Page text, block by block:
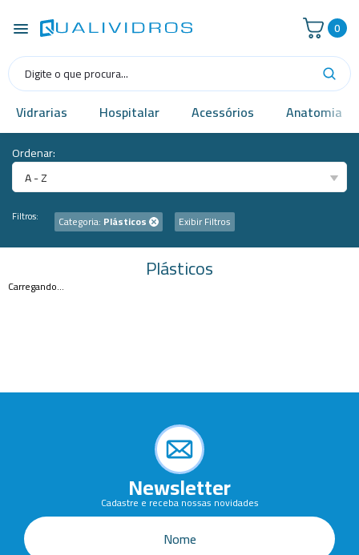
0
Vidrarias Hospitalar Acessórios Anatomia
Ordenar:
A - Z
Filtros: Categoria: Plásticos Exibir Filtros
Plásticos
Carregando...
Newsletter
Cadastre e receba nossas novidades